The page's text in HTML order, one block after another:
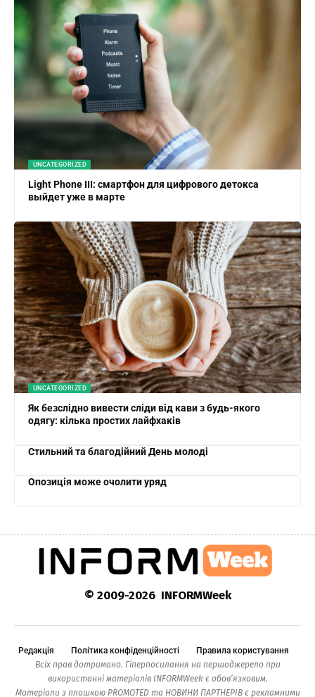
UNCATEGORIZED
Light Phone III: смартфон для цифрового детокса
выйдет уже в марте
UNCATEGORIZED
Як безслідно вивести сліди від кави з будь-якого
одягу: кілька простих лайфхаків
Стильний та благодійний День молоді
Опозиція може очолити уряд
© 2009-2026 INFORMWeek
Редакція Політика конфіденційності
Правила користування
Всіх прав дотримано. Гіперпосилання на першоджерело при
використанні матеріалів INFORMWeek є обов’язковим.
Матеріали з плашкою PROMOTED та НОВИНИ ПАРТНЕРІВ є рекламними